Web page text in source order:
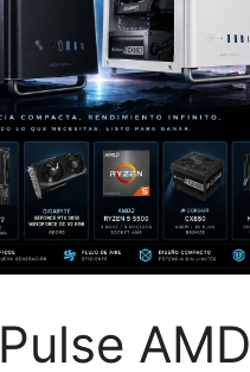
AMD